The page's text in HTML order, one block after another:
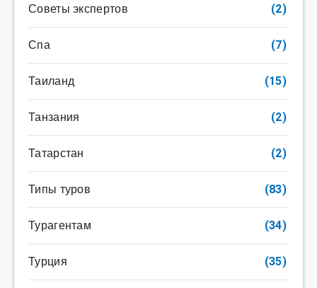
Советы экспертов (2)
Спа (7)
Таиланд (15)
Танзания (2)
Татарстан (2)
Типы туров (83)
Турагентам (34)
Турция (35)